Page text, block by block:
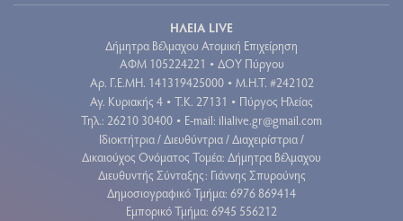
ΗΛΕΙΑ LIVE
Δήμητρα Βέλμαχου Ατομική Επιχείρηση
ΑΦΜ 105224221 • ΔΟΥ Πύργου
Aρ. Γ.Ε.ΜΗ. 141319425000 • Μ.Η.Τ. #242102
Αγ. Κυριακής 4 • Τ.Κ. 27131 • Πύργος Ηλείας
Τηλ.: 26210 30400 • E-mail: ilialive.gr@gmail.com
Ιδιοκτήτρια / Διευθύντρια / Διαχειρίστρια /
Δικαιούχος Ονόματος Τομέα: Δήμητρα Βέλμαχου
Διευθυντής Σύνταξης: Γιάννης Σπυρούνης
Δημοσιογραφικό Τμήμα: 6976 869414
Εμπορικό Τμήμα: 6945 556212